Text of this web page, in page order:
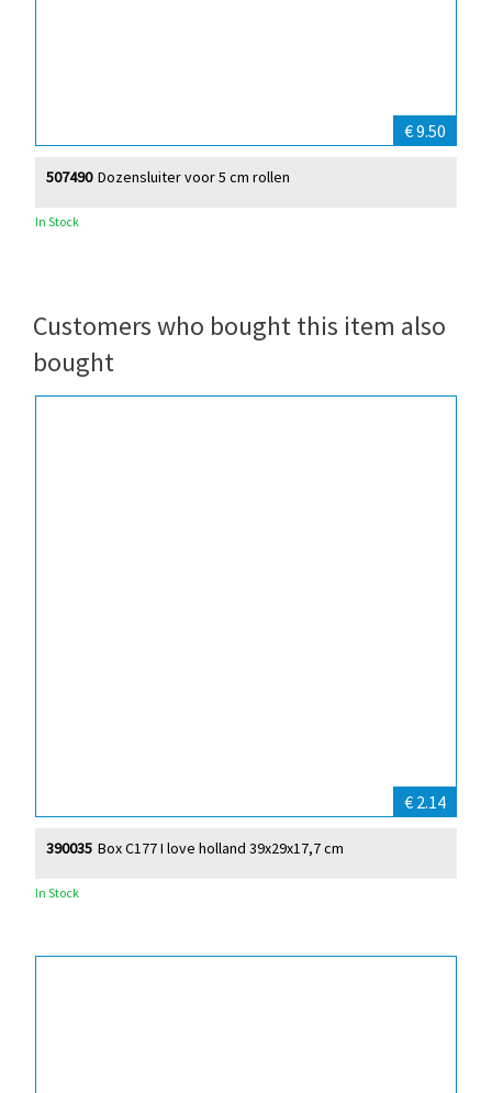
€ 9.50
Dozensluiter voor 5 cm rollen
507490
In Stock
Customers who bought this item also
bought
€ 2.14
Box C177 I love holland 39x29x17,7 cm
390035
In Stock